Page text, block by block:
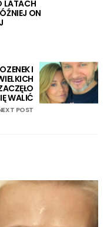
LATACH
ON
I
WALIĆ
POST